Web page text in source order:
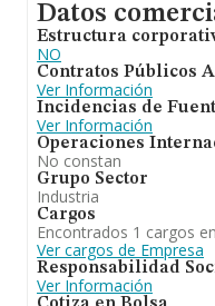
Datos
Estructura
NO
Contratos Públicos
Ver Información
Incidencias de
Ver Información
Operaciones
No constan
Grupo Sector
Industria
Cargos
Encontrados 1 cargos
Ver cargos de Empresa
Responsabilidad
Ver Información